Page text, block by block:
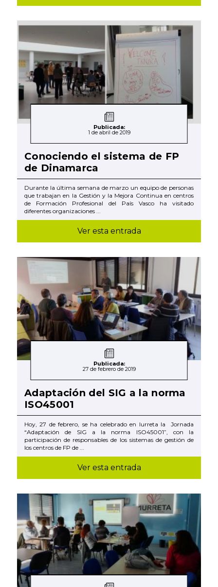
Publicada:
1 de abril de 2019
Conociendo el sistema de FP
de Dinamarca
Durante la última semana de marzo un equipo de personas
que trabajan en la Gestión y la Mejora Continua en centros
de Formación Profesional del País Vasco ha visitado
diferentes organizaciones ...
Ver esta entrada
Publicada:
27 de febrero de 2019
Adaptación del SIG a la norma
ISO45001
Hoy, 27 de febrero, se ha celebrado en Iurreta la Jornada
“Adaptación de SIG a la norma ISO45001”, con la
participación de responsables de los sistemas de gestión de
los centros de FP de ...
Ver esta entrada